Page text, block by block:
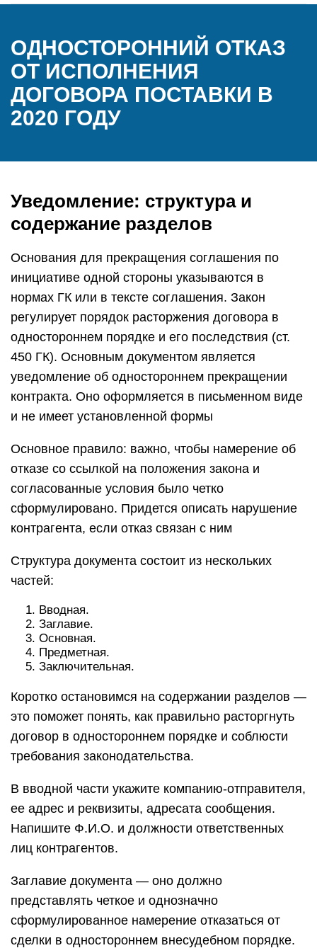
ОДНОСТОРОННИЙ ОТКАЗ
ОТ ИСПОЛНЕНИЯ
ДОГОВОРА ПОСТАВКИ В
2020 ГОДУ
Уведомление: структура и
содержание разделов
Основания для прекращения соглашения по
инициативе одной стороны указываются в
нормах ГК или в тексте соглашения. Закон
регулирует порядок расторжения договора в
одностороннем порядке и его последствия (ст.
450 ГК). Основным документом является
уведомление об одностороннем прекращении
контракта. Оно оформляется в письменном виде
и не имеет установленной формы
Основное правило: важно, чтобы намерение об
отказе со ссылкой на положения закона и
согласованные условия было четко
сформулировано. Придется описать нарушение
контрагента, если отказ связан с ним
Структура документа состоит из нескольких
частей:
Вводная.
Заглавие.
Основная.
Предметная.
Заключительная.
Коротко остановимся на содержании разделов —
это поможет понять, как правильно расторгнуть
договор в одностороннем порядке и соблюсти
требования законодательства.
В вводной части укажите компанию-отправителя,
ее адрес и реквизиты, адресата сообщения.
Напишите Ф.И.О. и должности ответственных
лиц контрагентов.
Заглавие документа — оно должно
представлять четкое и однозначно
сформулированное намерение отказаться от
сделки в одностороннем внесудебном порядке.